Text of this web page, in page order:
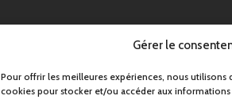
Gérer le
Pour offrir les meilleures expériences, nous utilisons
cookies pour stocker et/ou accéder aux informations